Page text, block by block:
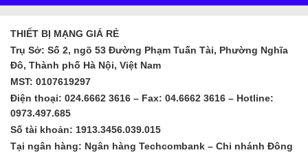
THIẾT BỊ MẠNG GIÁ RẺ
Trụ Sở: Số 2, ngõ 53 Đường Phạm Tuấn Tài, Phường Nghĩa
Đô, Thành phố Hà Nội, Việt Nam
MST: 0107619297
Điện thoại: 024.6662 3616 – Fax: 04.6662 3616 – Hotline:
0973.497.685
Số tài khoản: 1913.3456.039.015
Tại ngân hàng: Ngân hàng Techcombank – Chi nhánh Đông